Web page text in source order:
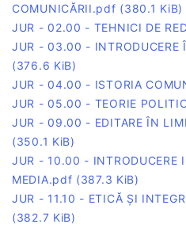
COMUNICĂRII.pdf (380.1 KiB)
JUR - 02.00 - TEHNICI DE
JUR - 03.00 - INTRODUCERE
(376.6 KiB)
JUR - 04.00 - ISTORIA
JUR - 05.00 - TEORIE
JUR - 09.00 - EDITARE ÎN
(350.1 KiB)
JUR - 10.00 - INTRODUCERE
MEDIA.pdf (387.3 KiB)
JUR - 11.10 - ETICĂ ȘI
(382.7 KiB)